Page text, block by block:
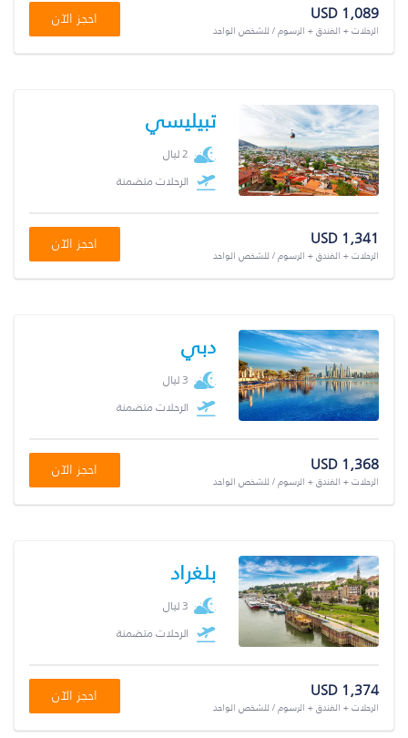
USD 1,089
الرحلات + الفندق + الرسوم / للشخص الواحد
احجز الآن
تبيليسي
2 ليال
الرحلات متضمنة
USD 1,341
الرحلات + الفندق + الرسوم / للشخص الواحد
احجز الآن
دبي
3 ليال
الرحلات متضمنة
USD 1,368
الرحلات + الفندق + الرسوم / للشخص الواحد
احجز الآن
بلغراد
3 ليال
الرحلات متضمنة
USD 1,374
الرحلات + الفندق + الرسوم / للشخص الواحد
احجز الآن